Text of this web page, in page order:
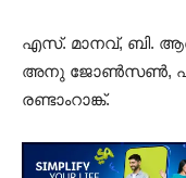
എസ്. മാനവ്, ബി.
അനു ജോൺസൺ,
രണ്ടാംറാങ്ക്.